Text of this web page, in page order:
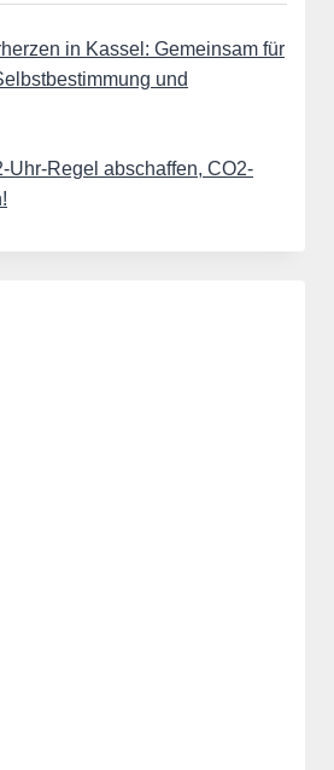
in Kassel: Gemeinsam für
und
Uhr-Regel abschaffen, CO2-